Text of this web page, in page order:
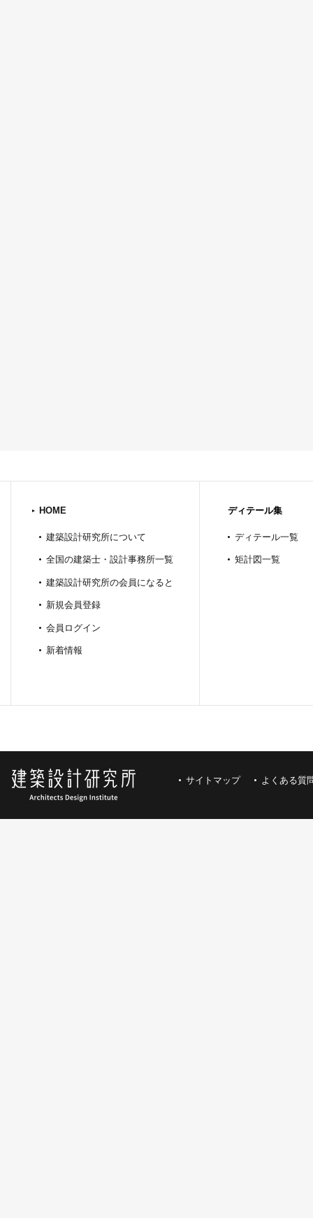
HOME
建築設計研究所について
全国の建築士・設計事務所一覧
建築設計研究所の会員になると
新規会員登録
会員ログイン
新着情報
ディテール集
ディテール一覧
矩計図一覧
サイトマップ よくある質